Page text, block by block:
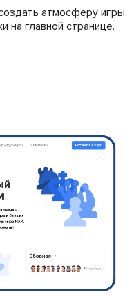
атмосферу игры,
на главной странице.